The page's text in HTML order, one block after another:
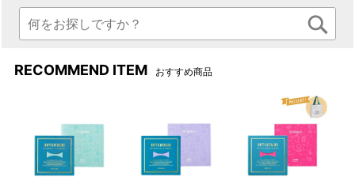
サイズ感
Φ17はデザート皿や取り分け
皿にちょうど良いサイズ感で
RECOMMEND ITEM おすすめ商品